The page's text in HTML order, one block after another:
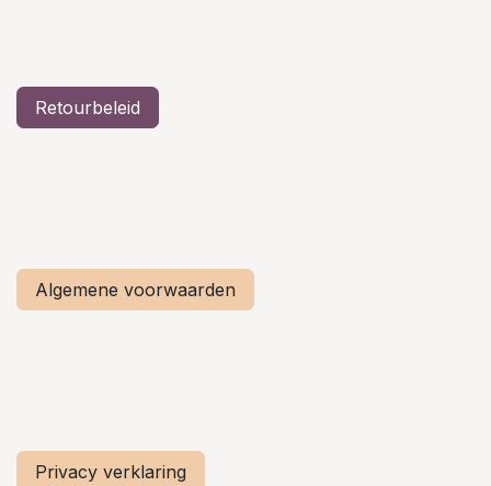
Retourbeleid
Algemene voorwaarden
Privacy verklaring